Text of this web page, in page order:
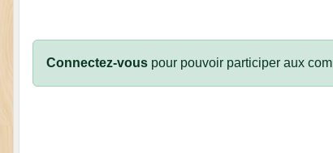
Connectez-vous pour pouvoir participer aux